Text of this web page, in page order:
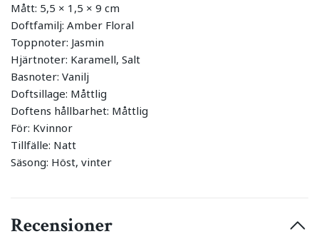
Mått: 5,5 × 1,5 × 9 cm
Doftfamilj: Amber Floral
Toppnoter: Jasmin
Hjärtnoter: Karamell, Salt
Basnoter: Vanilj
Doftsillage: Måttlig
Doftens hållbarhet: Måttlig
För: Kvinnor
Tillfälle: Natt
Säsong: Höst, vinter
Recensioner